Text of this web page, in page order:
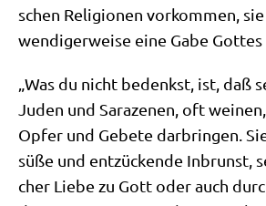
schen Reli­gio­nen vor­kom­men,
wen­di­ger­wei­se eine Gabe Got­tes
„Was du nicht bedenkst, ist, daß
Juden und Sara­ze­nen, oft
Opfer und Gebe­te dar­brin­gen.
süße und ent­zücken­de Inbrunst,
cher Lie­be zu Gott oder auch